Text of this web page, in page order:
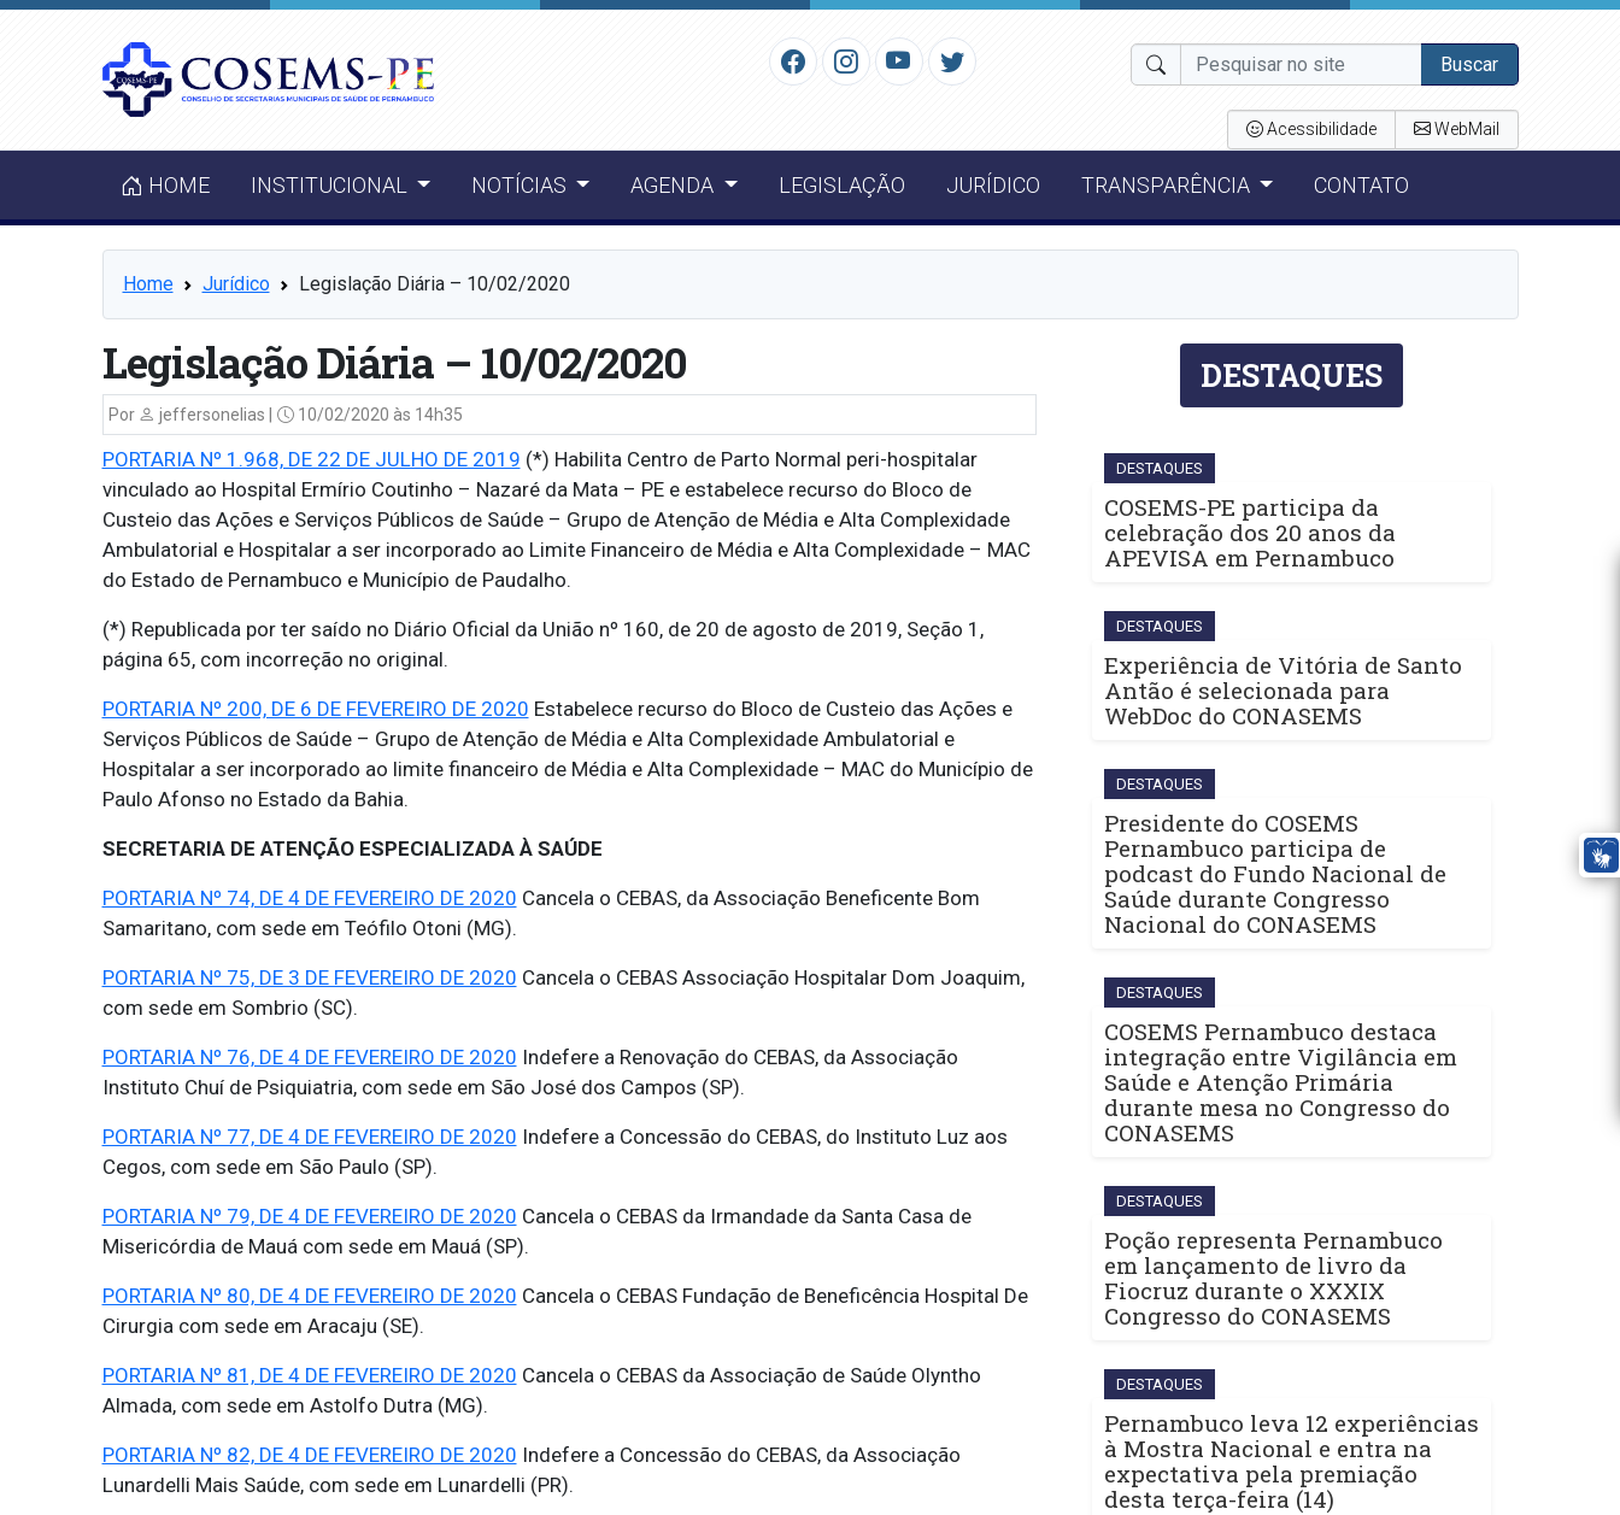
Buscar
Acessibilidade WebMail
HOME INSTITUCIONAL NOTÍCIAS AGENDA LEGISLAÇÃO JURÍDICO TRANSPARÊNCIA CONTATO
Home Jurídico Legislação Diária – 10/02/2020
Legislação Diária – 10/02/2020
Por jeffersonelias | 10/02/2020 às 14h35
PORTARIA Nº 1.968, DE 22 DE JULHO DE 2019 (*) Habilita Centro de Parto Normal peri-hospitalar
vinculado ao Hospital Ermírio Coutinho – Nazaré da Mata – PE e estabelece recurso do Bloco de
Custeio das Ações e Serviços Públicos de Saúde – Grupo de Atenção de Média e Alta Complexidade
Ambulatorial e Hospitalar a ser incorporado ao Limite Financeiro de Média e Alta Complexidade – MAC
do Estado de Pernambuco e Município de Paudalho.
(*) Republicada por ter saído no Diário Oficial da União nº 160, de 20 de agosto de 2019, Seção 1,
página 65, com incorreção no original.
PORTARIA Nº 200, DE 6 DE FEVEREIRO DE 2020 Estabelece recurso do Bloco de Custeio das Ações e
Serviços Públicos de Saúde – Grupo de Atenção de Média e Alta Complexidade Ambulatorial e
Hospitalar a ser incorporado ao limite financeiro de Média e Alta Complexidade – MAC do Município de
Paulo Afonso no Estado da Bahia.
SECRETARIA DE ATENÇÃO ESPECIALIZADA À SAÚDE
PORTARIA Nº 74, DE 4 DE FEVEREIRO DE 2020 Cancela o CEBAS, da Associação Beneficente Bom
Samaritano, com sede em Teófilo Otoni (MG).
PORTARIA Nº 75, DE 3 DE FEVEREIRO DE 2020 Cancela o CEBAS Associação Hospitalar Dom Joaquim,
com sede em Sombrio (SC).
PORTARIA Nº 76, DE 4 DE FEVEREIRO DE 2020 Indefere a Renovação do CEBAS, da Associação
Instituto Chuí de Psiquiatria, com sede em São José dos Campos (SP).
PORTARIA Nº 77, DE 4 DE FEVEREIRO DE 2020 Indefere a Concessão do CEBAS, do Instituto Luz aos
Cegos, com sede em São Paulo (SP).
PORTARIA Nº 79, DE 4 DE FEVEREIRO DE 2020 Cancela o CEBAS da Irmandade da Santa Casa de
Misericórdia de Mauá com sede em Mauá (SP).
PORTARIA Nº 80, DE 4 DE FEVEREIRO DE 2020 Cancela o CEBAS Fundação de Beneficência Hospital De
Cirurgia com sede em Aracaju (SE).
PORTARIA Nº 81, DE 4 DE FEVEREIRO DE 2020 Cancela o CEBAS da Associação de Saúde Olyntho
Almada, com sede em Astolfo Dutra (MG).
PORTARIA Nº 82, DE 4 DE FEVEREIRO DE 2020 Indefere a Concessão do CEBAS, da Associação
Lunardelli Mais Saúde, com sede em Lunardelli (PR).
DESTAQUES
DESTAQUES
COSEMS-PE participa da
celebração dos 20 anos da
APEVISA em Pernambuco
DESTAQUES
Experiência de Vitória de Santo
Antão é selecionada para
WebDoc do CONASEMS
DESTAQUES
Presidente do COSEMS
Pernambuco participa de
podcast do Fundo Nacional de
Saúde durante Congresso
Nacional do CONASEMS
DESTAQUES
COSEMS Pernambuco destaca
integração entre Vigilância em
Saúde e Atenção Primária
durante mesa no Congresso do
CONASEMS
DESTAQUES
Poção representa Pernambuco
em lançamento de livro da
Fiocruz durante o XXXIX
Congresso do CONASEMS
DESTAQUES
Pernambuco leva 12 experiências
à Mostra Nacional e entra na
expectativa pela premiação
desta terça-feira (14)